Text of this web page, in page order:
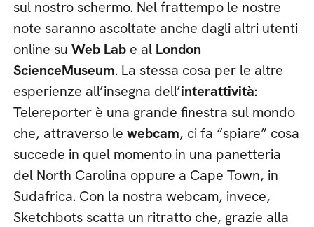
sul nostro schermo. Nel frattempo le nostre
note saranno ascoltate anche dagli altri utenti
online su Web Lab e al London
ScienceMuseum. La stessa cosa per le altre
esperienze all’insegna dell’interattività:
Telereporter è una grande finestra sul mondo
che, attraverso le webcam, ci fa “spiare” cosa
succede in quel momento in una panetteria
del North Carolina oppure a Cape Town, in
Sudafrica. Con la nostra webcam, invece,
Sketchbots scatta un ritratto che, grazie alla